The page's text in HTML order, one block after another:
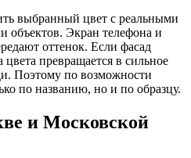
выбранный цвет с реальными
объектов. Экран телефона и
оттенок. Если фасад
превращается в сильное
Поэтому по возможности
по названию, но и по образцу.
и Московской